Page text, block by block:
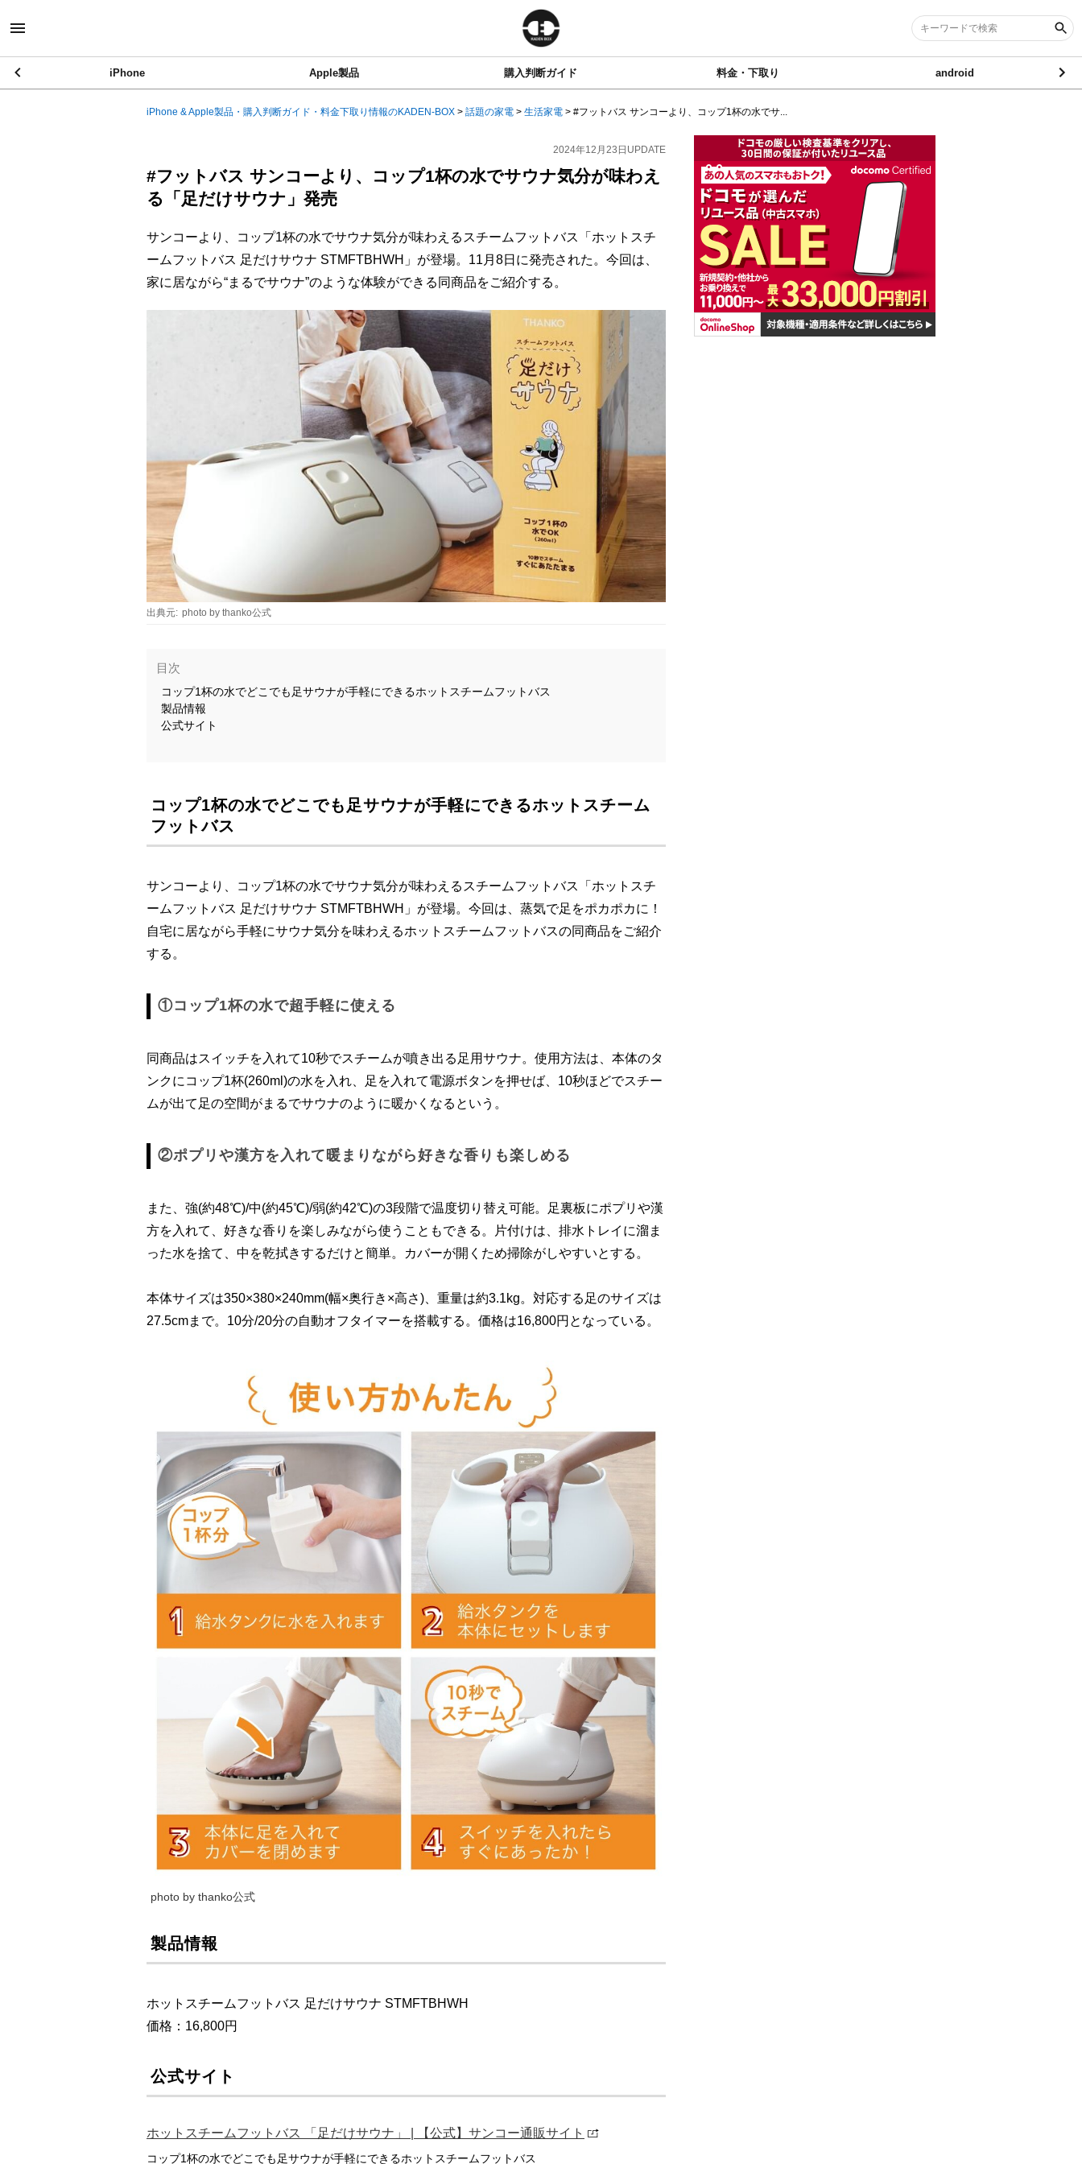
iPhone Apple製品 購入判断ガイド 料金・下取り android
iPhone & Apple製品・購入判断ガイド・料金下取り情報のKADEN-BOX > 話題の家電 > 生活家電 > #フットバス サンコーより、コップ1杯の水でサ...
2024年12月23日 UPDATE
#フットバス サンコーより、コップ1杯の水でサウナ気分が味わえ
る「足だけサウナ」発売
サンコーより、コップ1杯の水でサウナ気分が味わえるスチームフットバス「ホットスチ
ームフットバス 足だけサウナ STMFTBHWH」が登場。11月8日に発売された。今回は、
家に居ながら“まるでサウナ”のような体験ができる同商品をご紹介する。
出典元: photo by thanko公式
目次
コップ1杯の水でどこでも足サウナが手軽にできるホットスチームフットバス
製品情報
公式サイト
コップ1杯の水でどこでも足サウナが手軽にできるホットスチーム
フットバス
サンコーより、コップ1杯の水でサウナ気分が味わえるスチームフットバス「ホットスチ
ームフットバス 足だけサウナ STMFTBHWH」が登場。今回は、蒸気で足をポカポカに！
自宅に居ながら手軽にサウナ気分を味わえるホットスチームフットバスの同商品をご紹介
する。
①コップ1杯の水で超手軽に使える
同商品はスイッチを入れて10秒でスチームが噴き出る足用サウナ。使用方法は、本体のタ
ンクにコップ1杯(260ml)の水を入れ、足を入れて電源ボタンを押せば、10秒ほどでスチー
ムが出て足の空間がまるでサウナのように暖かくなるという。
②ポプリや漢方を入れて暖まりながら好きな香りも楽しめる
また、強(約48℃)/中(約45℃)/弱(約42℃)の3段階で温度切り替え可能。足裏板にポプリや漢
方を入れて、好きな香りを楽しみながら使うこともできる。片付けは、排水トレイに溜ま
った水を捨て、中を乾拭きするだけと簡単。カバーが開くため掃除がしやすいとする。
本体サイズは350×380×240mm(幅×奥行き×高さ)、重量は約3.1kg。対応する足のサイズは
27.5cmまで。10分/20分の自動オフタイマーを搭載する。価格は16,800円となっている。
photo by thanko公式
製品情報
ホットスチームフットバス 足だけサウナ STMFTBHWH
価格：16,800円
公式サイト
ホットスチームフットバス 「足だけサウナ」 | 【公式】サンコー通販サイト
コップ1杯の水でどこでも足サウナが手軽にできるホットスチームフットバス